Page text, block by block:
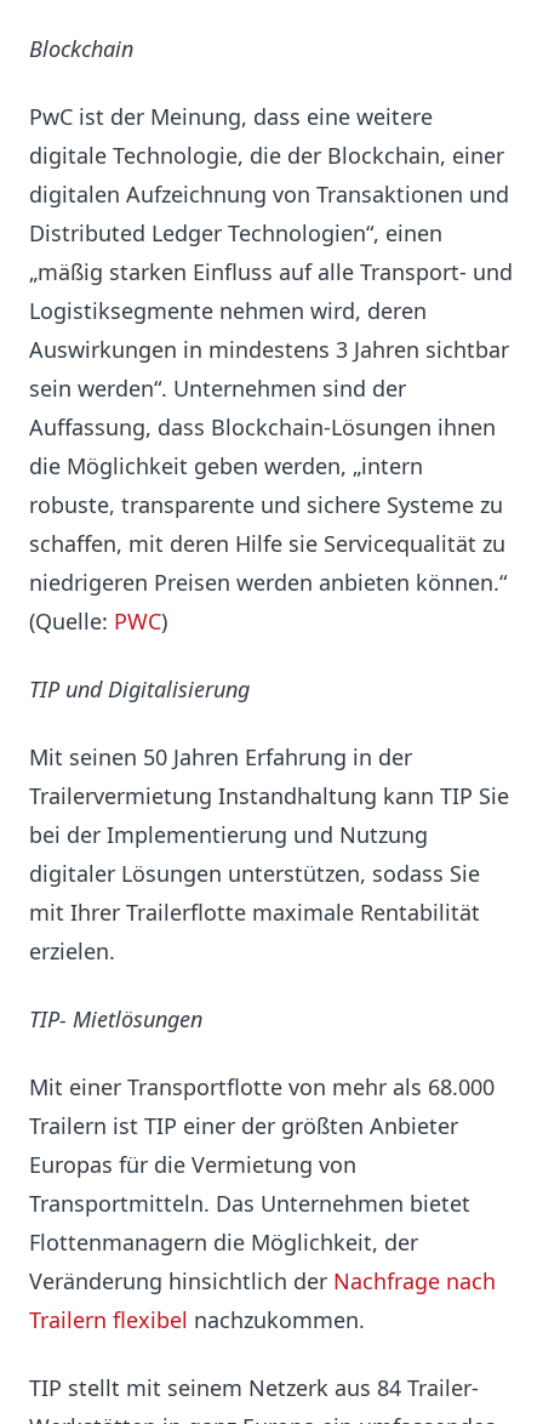
Blockchain
PwC ist der Meinung, dass eine weitere
digitale Technologie, die der Blockchain, einer
digitalen Aufzeichnung von Transaktionen und
Distributed Ledger Technologien“, einen
„mäßig starken Einfluss auf alle Transport- und
Logistiksegmente nehmen wird, deren
Auswirkungen in mindestens 3 Jahren sichtbar
sein werden“. Unternehmen sind der
Auffassung, dass Blockchain-Lösungen ihnen
die Möglichkeit geben werden, „intern
robuste, transparente und sichere Systeme zu
schaffen, mit deren Hilfe sie Servicequalität zu
niedrigeren Preisen werden anbieten können.“
(Quelle: PWC)
TIP und Digitalisierung
Mit seinen 50 Jahren Erfahrung in der
Trailervermietung Instandhaltung kann TIP Sie
bei der Implementierung und Nutzung
digitaler Lösungen unterstützen, sodass Sie
mit Ihrer Trailerflotte maximale Rentabilität
erzielen.
TIP- Mietlösungen
Mit einer Transportflotte von mehr als 68.000
Trailern ist TIP einer der größten Anbieter
Europas für die Vermietung von
Transportmitteln. Das Unternehmen bietet
Flottenmanagern die Möglichkeit, der
Veränderung hinsichtlich der Nachfrage nach
Trailern flexibel nachzukommen.
TIP stellt mit seinem Netzerk aus 84 Trailer-